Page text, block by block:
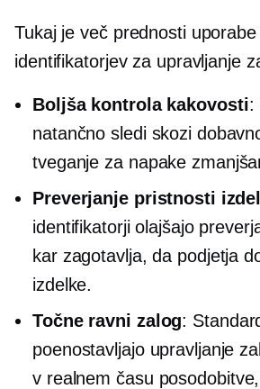
Tukaj je več prednosti
identifikatorjev za upravljanje
Boljša kontrola kakovosti:
natančno sledi skozi
tveganje za napake
Preverjanje pristnosti
identifikatorji olajšajo
kar zagotavlja, da podjetja
izdelke.
Točne ravni zalog:
poenostavljajo upravljanje
v realnem času